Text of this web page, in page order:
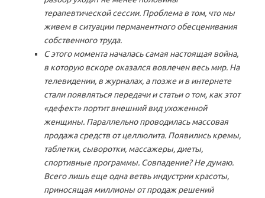
терапевтической сессии. Проблема в том, что мы
живем в ситуации перманентного обесценивания
собственного труда.
С этого момента началась самая настоящая война,
в которую вскоре оказался вовлечен весь мир. На
телевидении, в журналах, а позже и в интернете
стали появляться передачи и статьи о том, как этот
«дефект» портит внешний вид ухоженной
женщины. Параллельно проводилась массовая
продажа средств от целлюлита. Появились кремы,
таблетки, сыворотки, массажеры, диеты,
спортивные программы. Совпадение? Не думаю.
Всего лишь еще одна ветвь индустрии красоты,
приносящая миллионы от продаж решений